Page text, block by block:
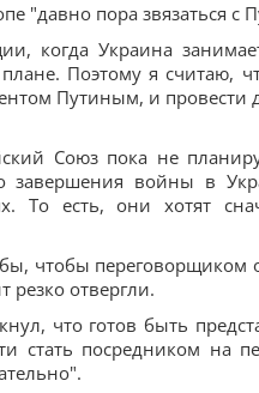
"давно пора звязаться с
когда Украина
Поэтому я считаю,
Путиным, и
Союз пока не
завершения войны в
То есть, они хотят
чтобы переговорщиком
резко отвергли.
что готов быть
стать посредником на